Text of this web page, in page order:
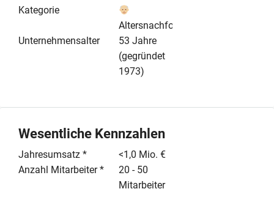
wird von einem eingespielten Team aus 25
Mitarbeitern in den Bereichen Pflege, Betreuung,
Hauswirtschaft und Verwaltung unterstützt. Im
vergangenen Geschäftsjahr erwirtschaftete das
Unternehmen einen Umsatz von über 1,1 Mio. Euro. Die
Anbaus auf dem Grundstück. Der Verkauf der OHG
eine strukturierte Übergabe und Einarbeitung steht die
aktuelle Geschäftsführung nach Vereinbarung zur
Verfügung. Der Erwerb erfolgt für den Käufer
Kategorie
Altersnachfolge
Unternehmensalter
53 Jahre
(gegründet
1973)
Wesentliche Kennzahlen
Jahresumsatz *
<1,0 Mio. €
Anzahl Mitarbeiter *
20 - 50
Mitarbeiter